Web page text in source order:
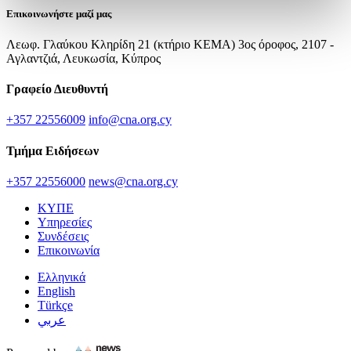
Επικοινωνήστε μαζί μας
Λεωφ. Γλαύκου Κληρίδη 21 (κτήριο ΚΕΜΑ) 3ος όροφος, 2107 -
Αγλαντζιά, Λευκωσία, Κύπρος
Γραφείο Διευθυντή
+357 22556009 info@cna.org.cy
Τμήμα Ειδήσεων
+357 22556000 news@cna.org.cy
ΚΥΠΕ
Υπηρεσίες
Συνδέσεις
Επικοινωνία
Ελληνικά
English
Türkçe
عربي